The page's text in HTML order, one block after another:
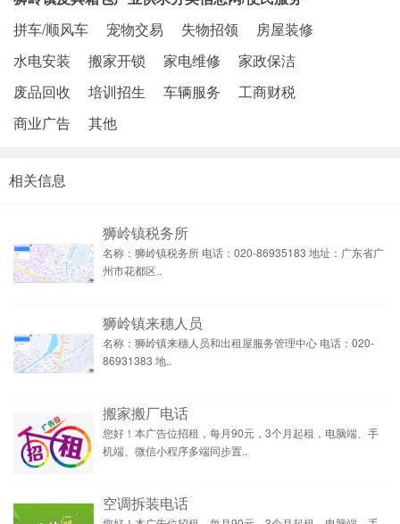
拼车/顺风车
宠物交易 失物招领
房屋装修
水电安装
搬家开锁 家电维修
家政保洁
废品回收
培训招生 车辆服务
工商财税
商业广告
其他
相关信息
狮岭镇税务所
名称：狮岭镇税务所 电话：020-86935183 地址：广东省广
州市花都区..
狮岭镇来穗人员
名称：狮岭镇来穗人员和出租屋服务管理中心 电话：020-
86931383 地..
搬家搬厂电话
您好！本广告位招租，每月90元，3个月起租，电脑端、手
机端、微信小程序多端同步置..
空调拆装电话